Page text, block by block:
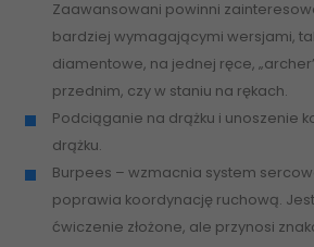
Zaawansowani powinni
bardziej wymagającymi wersjami,
diamentowe, na jednej ręce,
przednim, czy w staniu na rękach.
Podciąganie na drążku i unoszenie
drążku.
Burpees – wzmacnia system
poprawia koordynację ruchową.
ćwiczenie złożone, ale przynosi